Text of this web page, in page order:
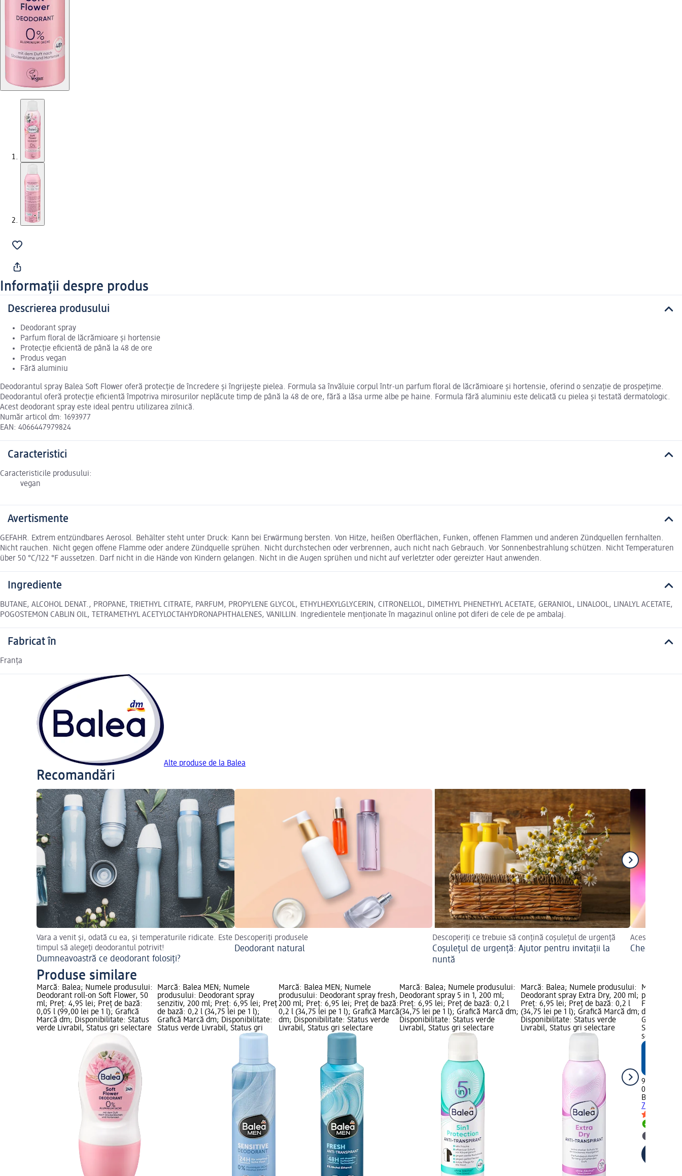
Informații despre produs
Descrierea produsului
Deodorant spray
Parfum floral de lăcrămioare și hortensie
Protecție eficientă de până la 48 de ore
Produs vegan
Fără aluminiu
Deodorantul spray Balea Soft Flower oferă protecție de încredere și îngrijește pielea. Formula sa învăluie corpul într-un parfum floral de lăcrămioare și hortensie, oferind o senzație de prospețime.
Deodorantul oferă protecție eficientă împotriva mirosurilor neplăcute timp de până la 48 de ore, fără a lăsa urme albe pe haine. Formula fără aluminiu este delicată cu pielea și testată dermatologic.
Acest deodorant spray este ideal pentru utilizarea zilnică.
Număr articol dm: 1693977
EAN: 4066447979824
Caracteristici
Caracteristicile produsului:
vegan
Avertismente
GEFAHR. Extrem entzündbares Aerosol. Behälter steht unter Druck: Kann bei Erwärmung bersten. Von Hitze, heißen Oberflächen, Funken, offenen Flammen und anderen Zündquellen fernhalten.
Nicht rauchen. Nicht gegen offene Flamme oder andere Zündquelle sprühen. Nicht durchstechen oder verbrennen, auch nicht nach Gebrauch. Vor Sonnenbestrahlung schützen. Nicht Temperaturen
über 50 °C/122 °F aussetzen. Darf nicht in die Hände von Kindern gelangen. Nicht in die Augen sprühen und nicht auf verletzter oder gereizter Haut anwenden.
Ingrediente
BUTANE, ALCOHOL DENAT., PROPANE, TRIETHYL CITRATE, PARFUM, PROPYLENE GLYCOL, ETHYLHEXYLGLYCERIN, CITRONELLOL, DIMETHYL PHENETHYL ACETATE, GERANIOL, LINALOOL, LINALYL ACETATE,
POGOSTEMON CABLIN OIL, TETRAMETHYL ACETYLOCTAHYDRONAPHTHALENES, VANILLIN. Ingredientele menționate în magazinul online pot diferi de cele de pe ambalaj.
Fabricat în
Franța
Alte produse de la Balea
Recomandări
Vara a venit și, odată cu ea, și temperaturile ridicate. Este
timpul să alegeți deodorantul potrivit!
Dumneavoastră ce deodorant folosiți?
Descoperiți produsele
Deodorant natural
Descoperiți ce trebuie să conțină coșulețul de urgență
Coșulețul de urgență: Ajutor pentru invitații la
nuntă
Aceste
Checklist
Produse similare
Marcă: Balea; Numele produsului:
Deodorant roll-on Soft Flower, 50
ml; Preț: 4,95 lei; Preț de bază:
0,05 l (99,00 lei pe 1 l); Grafică
Marcă dm; Disponibilitate: Status
verde Livrabil, Status gri selectare
Marcă: Balea MEN; Numele
produsului: Deodorant spray
senzitiv, 200 ml; Preț: 6,95 lei; Preț
de bază: 0,2 l (34,75 lei pe 1 l);
Grafică Marcă dm; Disponibilitate:
Status verde Livrabil, Status gri
Marcă: Balea MEN; Numele
produsului: Deodorant spray fresh,
200 ml; Preț: 6,95 lei; Preț de bază:
0,2 l (34,75 lei pe 1 l); Grafică Marcă
dm; Disponibilitate: Status verde
Livrabil, Status gri selectare
Marcă: Balea; Numele produsului:
Deodorant spray 5 in 1, 200 ml;
Preț: 6,95 lei; Preț de bază: 0,2 l
(34,75 lei pe 1 l); Grafică Marcă dm;
Disponibilitate: Status verde
Livrabil, Status gri selectare
Marcă: Balea; Numele produsului:
Deodorant spray Extra Dry, 200 ml;
Preț: 6,95 lei; Preț de bază: 0,2 l
(34,75 lei pe 1 l); Grafică Marcă dm;
Disponibilitate: Status verde
Livrabil, Status gri selectare
Marcă:
produsului:
FRESH,
de bază:
Grafică
Status
selectare
9,95 lei
0,075 l
Balea MEN
75 ml